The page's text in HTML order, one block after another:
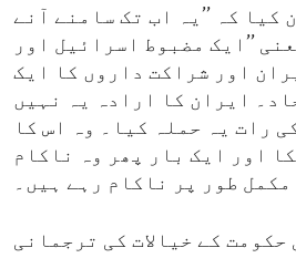
کیا کہ ’’یہ اب تک سامنے آنے
’’ایک مضبوط اسرائیل اور
اور شراکت داروں کا ایک
ایران کا ارادہ یہ نہیں
رات یہ حملہ کیا۔ وہ اس کا
اور ایک بار پھر وہ ناکام
مکمل طور پر ناکام رہے ہیں۔
کے خیالات کی ترجمانی